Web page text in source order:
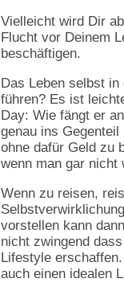
Vielleicht wird Dir
Flucht vor Deinem
beschäftigen.
Das Leben selbst
führen? Es ist
Day: Wie fängt er
genau ins
ohne dafür Geld zu
wenn man gar nicht
Wenn zu reisen,
vorstellen kann
nicht zwingend
Lifestyle
auch einen idealen